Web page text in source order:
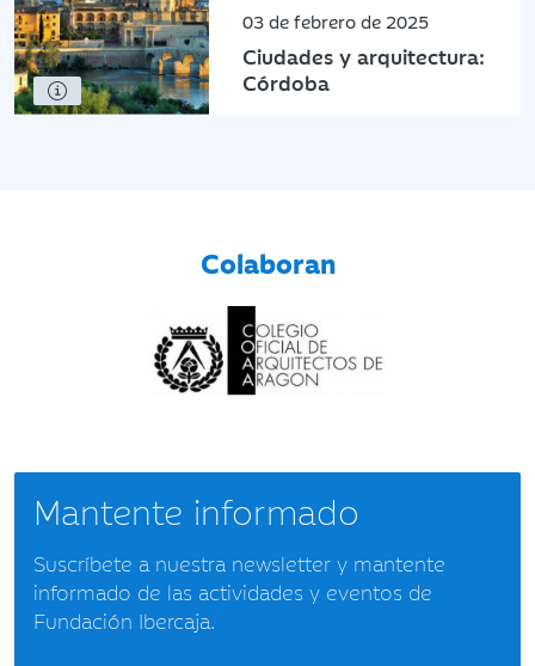
03 de febrero de 2025
Ciudades y arquitectura:
Córdoba
Colaboran
Mantente informado
Suscríbete a nuestra newsletter y mantente
informado de las actividades y eventos de
Fundación Ibercaja.